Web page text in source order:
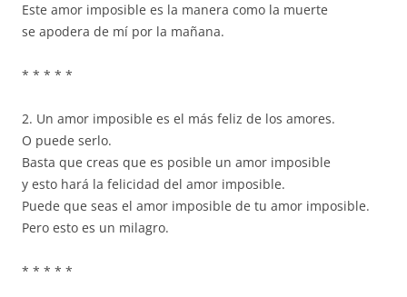
Este amor imposible es la manera como la muerte
se apodera de mí por la mañana.
* * * * *
2. Un amor imposible es el más feliz de los amores.
O puede serlo.
Basta que creas que es posible un amor imposible
y esto hará la felicidad del amor imposible.
Puede que seas el amor imposible de tu amor imposible.
Pero esto es un milagro.
* * * * *